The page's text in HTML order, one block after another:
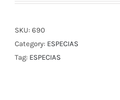
SKU: 690
Category: ESPECIAS
Tag: ESPECIAS